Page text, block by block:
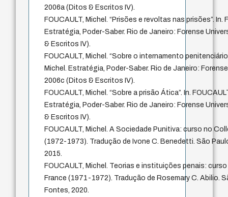
2006a (Ditos & Escritos IV).
FOUCAULT, Michel. “Prisões e revoltas nas prisões”. In.
Estratégia, Poder-Saber. Rio de Janeiro: Forense
& Escritos IV).
FOUCAULT, Michel. “Sobre o internamento
Michel. Estratégia, Poder-Saber. Rio de Janeiro:
2006c (Ditos & Escritos IV).
FOUCAULT, Michel. “Sobre a prisão Ática”. In.
Estratégia, Poder-Saber. Rio de Janeiro: Forense
& Escritos IV).
FOUCAULT, Michel. A Sociedade Punitiva: curso no
(1972-1973). Tradução de Ivone C. Benedetti. São
2015.
FOUCAULT, Michel. Teorias e instituições penais:
France (1971-1972). Tradução de Rosemary C. Abilio.
Fontes, 2020.